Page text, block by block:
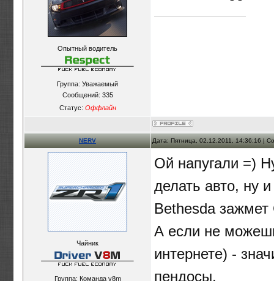
Опытный водитель
Группа: Уважаемый
Сообщений: 335
Статус: Оффлайн
NERV Дата: Пятница, 02.12.2011, 14:36:16 |
Чайник
Группа: Команда v8m
Ой напугали =)
делать авто, ну
Bethesda зажмет
А если не
интернете) -
пендосы.